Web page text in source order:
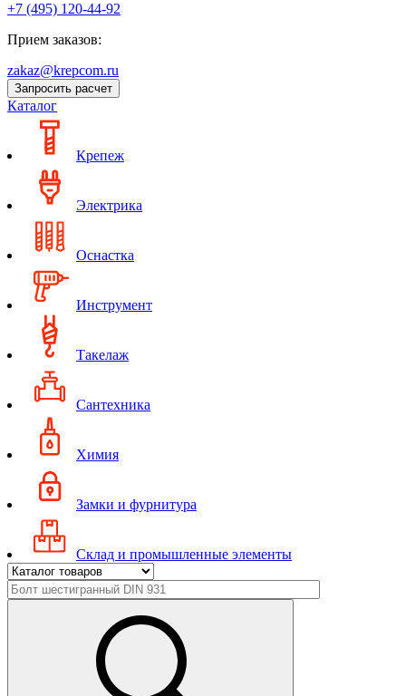
+7 (495) 120-44-92
Прием заказов:
zakaz@krepcom.ru
Запросить расчет
Каталог
Крепеж
Электрика
Оснастка
Инструмент
Такелаж
Сантехника
Химия
Замки и фурнитура
Склад и промышленные элементы